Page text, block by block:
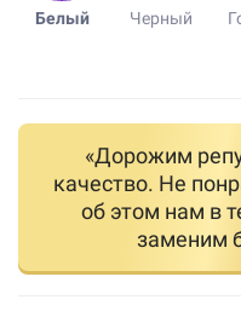
Белый Черный
«Дорожим
качество. Не
об этом нам в
заменим